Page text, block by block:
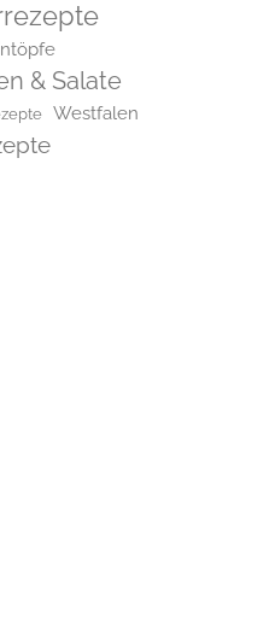
& Salate
Westfalen